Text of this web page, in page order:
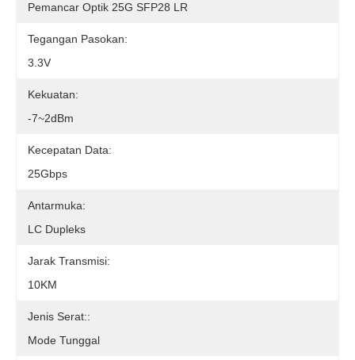
Pemancar Optik 25G SFP28 LR
Tegangan Pasokan:
3.3V
Kekuatan:
-7~2dBm
Kecepatan Data:
25Gbps
Antarmuka:
LC Dupleks
Jarak Transmisi:
10KM
Jenis Serat::
Mode Tunggal